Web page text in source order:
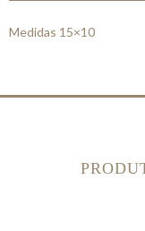
Medidas 15×10